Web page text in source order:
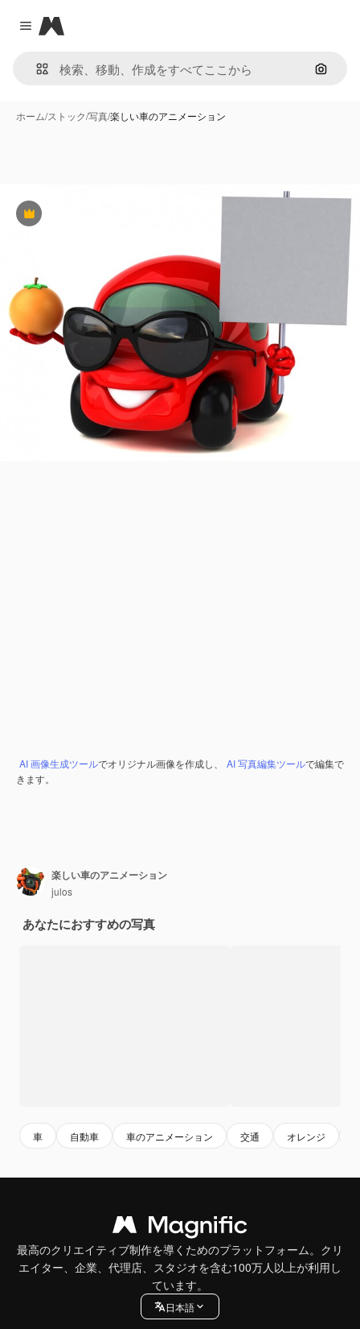
Close menu
Magnific
画像で
ホーム/ストック/写真/楽しい車のアニメーション
Premium
AI 画像生成ツールでオリジナル画像を作成し、 AI 写真編集ツールで編集で
きます。
楽しい車のアニメーション
julos
あなたにおすすめの写真
車 自動車 車のアニメーション 交通 オレンジ
最高のクリエイティブ制作を導くためのプラットフォーム。クリ
エイター、企業、代理店、スタジオを含む100万人以上が利用し
ています。
日本語